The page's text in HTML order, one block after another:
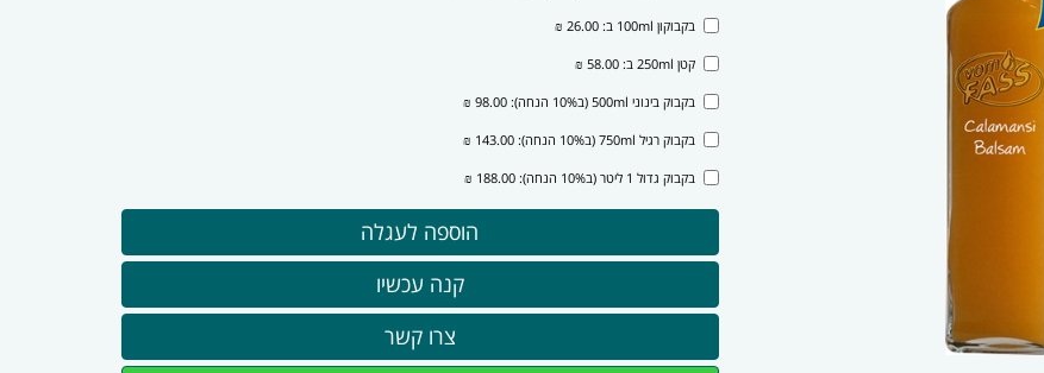
בקבוקון 100ml ב: 26.00 ₪
קטן 250ml ב: 58.00 ₪
בקבוק בינוני 500ml (ב10% הנחה): 98.00 ₪
בקבוק רגיל 750ml (ב10% הנחה): 143.00 ₪
בקבוק גדול 1 ליטר (ב10% הנחה): 188.00 ₪